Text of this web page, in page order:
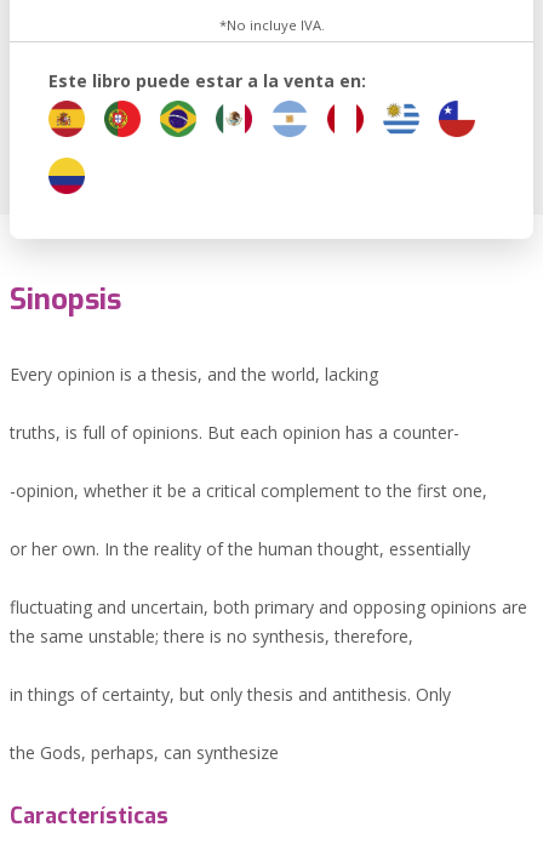
*No incluye IVA.
Este libro puede estar a la venta en:
Sinopsis
Every opinion is a thesis, and the world, lacking
truths, is full of opinions. But each opinion has a counter-
-opinion, whether it be a critical complement to the first one,
or her own. In the reality of the human thought, essentially
fluctuating and uncertain, both primary and opposing opinions are
the same unstable; there is no synthesis, therefore,
in things of certainty, but only thesis and antithesis. Only
the Gods, perhaps, can synthesize
Características